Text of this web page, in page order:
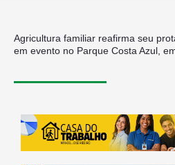
Agricultura familiar reafirma seu
em evento no Parque Costa Azul,